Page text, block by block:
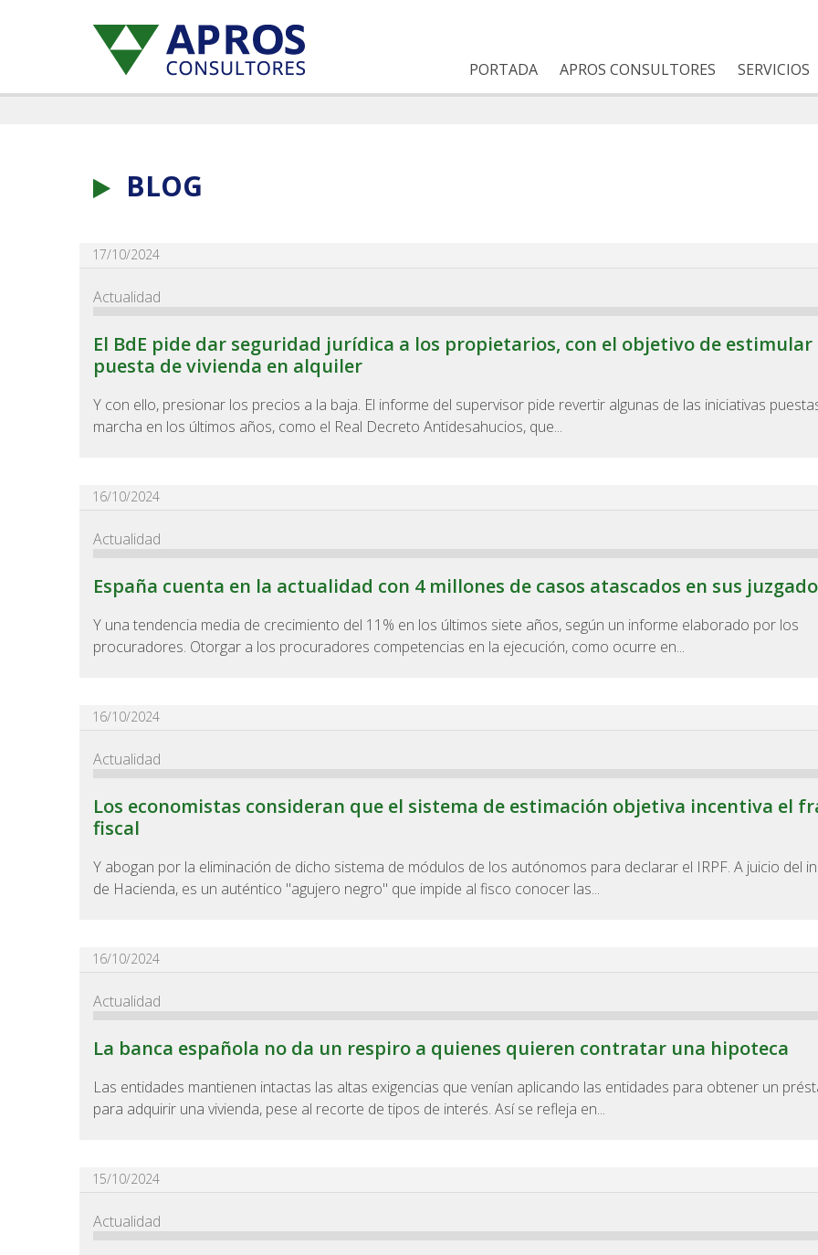
PORTADA APROS CONSULTORES SERVICIOS
BLOG
17/10/2024
Actualidad
El BdE pide dar seguridad jurídica a los propietarios, con el objetivo de estimular
puesta de vivienda en alquiler
Y con ello, presionar los precios a la baja. El informe del supervisor pide revertir algunas de las iniciativas
marcha en los últimos años, como el Real Decreto Antidesahucios, que...
16/10/2024
Actualidad
España cuenta en la actualidad con 4 millones de casos atascados en sus
Y una tendencia media de crecimiento del 11% en los últimos siete años, según un informe elaborado por los
procuradores. Otorgar a los procuradores competencias en la ejecución, como ocurre en...
16/10/2024
Actualidad
Los economistas consideran que el sistema de estimación objetiva incentiva el
fiscal
Y abogan por la eliminación de dicho sistema de módulos de los autónomos para declarar el IRPF. A juicio del
de Hacienda, es un auténtico "agujero negro" que impide al fisco conocer las...
16/10/2024
Actualidad
La banca española no da un respiro a quienes quieren contratar una hipoteca
Las entidades mantienen intactas las altas exigencias que venían aplicando las entidades para obtener un
para adquirir una vivienda, pese al recorte de tipos de interés. Así se refleja en...
15/10/2024
Actualidad